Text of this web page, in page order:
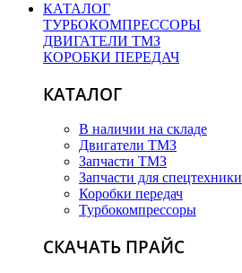
КАТАЛОГ
ТУРБОКОМПРЕССОРЫ
ДВИГАТЕЛИ ТМЗ
КОРОБКИ ПЕРЕДАЧ
КАТАЛОГ
В наличии на складе
Двигатели ТМЗ
Запчасти ТМЗ
Запчасти для спецтехники
Коробки передач
Турбокомпрессоры
СКАЧАТЬ ПРАЙС